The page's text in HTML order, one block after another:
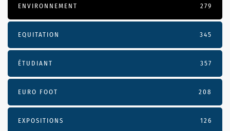
ENVIRONNEMENT 279
EQUITATION 345
ÉTUDIANT 357
EURO FOOT 208
EXPOSITIONS 126